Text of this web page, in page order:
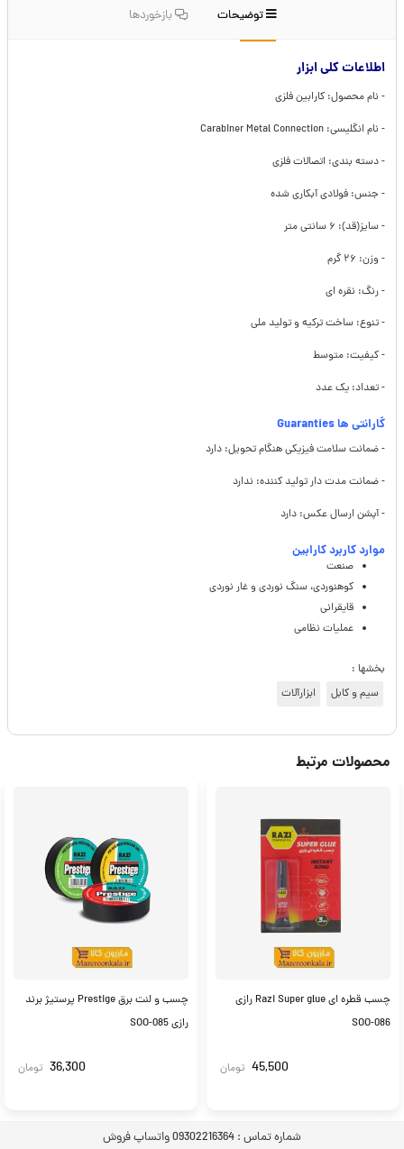
توضیحات بازخوردها
اطلاعات کلی ابزار
- نام محصول: کارابین فلزی
- نام انگلیسی: Carabiner Metal Connection
- دسته بندی: اتصالات فلزی
- جنس: فولادی آبکاری شده
- سایز(قد): ۶ سانتی متر
- وزن: ۲۶ گرم
- رنگ: نقره ای
- تنوع: ساخت ترکیه و تولید ملی
- کیفیت: متوسط
- تعداد: یک عدد
گارانتی ها Guaranties
- ضمانت سلامت فیزیکی هنگام تحویل: دارد
- ضمانت مدت دار تولید کننده: ندارد
- آپشن ارسال عکس: دارد
موارد کاربرد کارابین
صنعت
کوهنوردی، سنگ نوردی و غار نوردی
قایقرانی
عملیات نظامی
بخشها :
سیم و کابل
ابزارآلات
محصولات مرتبط
چسب قطره ای Razi Super glue رازی
SOO-086
45,500 تومان
چسب و لنت برق Prestige پرستیژ برند
رازی SOO-085
36,300 تومان
شماره تماس : 09302216364 واتساپ فروش